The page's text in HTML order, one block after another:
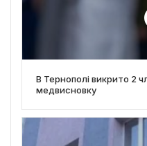
В Тернополі викрито 2
медвисновку